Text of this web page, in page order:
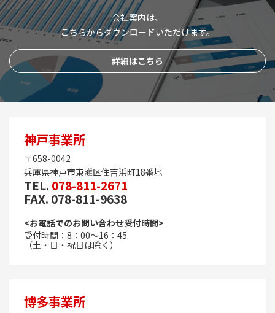
会社案内は、
こちらからダウンロードいただけます。
詳細はこちら
神戸事業所
〒658-0042
兵庫県神戸市東灘区住吉浜町18番地
TEL. 078-811-2671
FAX. 078-811-9638
<お電話でのお問い合わせ受付時間>
受付時間：8：00～16：45
（土・日・祝日は除く）
博多事業所